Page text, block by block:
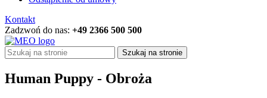
Kontakt
Zadzwoń do nas: +49 2366 500 500
Szukaj na stronie
Human Puppy - Obroża